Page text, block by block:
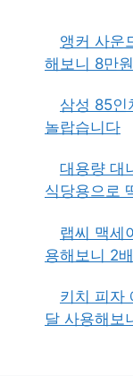
앵커 사운
해보니 8만
삼성 85인
놀랍습니다
대용량 대
식당용으로
랩씨 맥세
용해보니 2
키치 피자
달 사용해보